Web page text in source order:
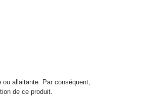
allaitante. Par conséquent,
de ce produit.